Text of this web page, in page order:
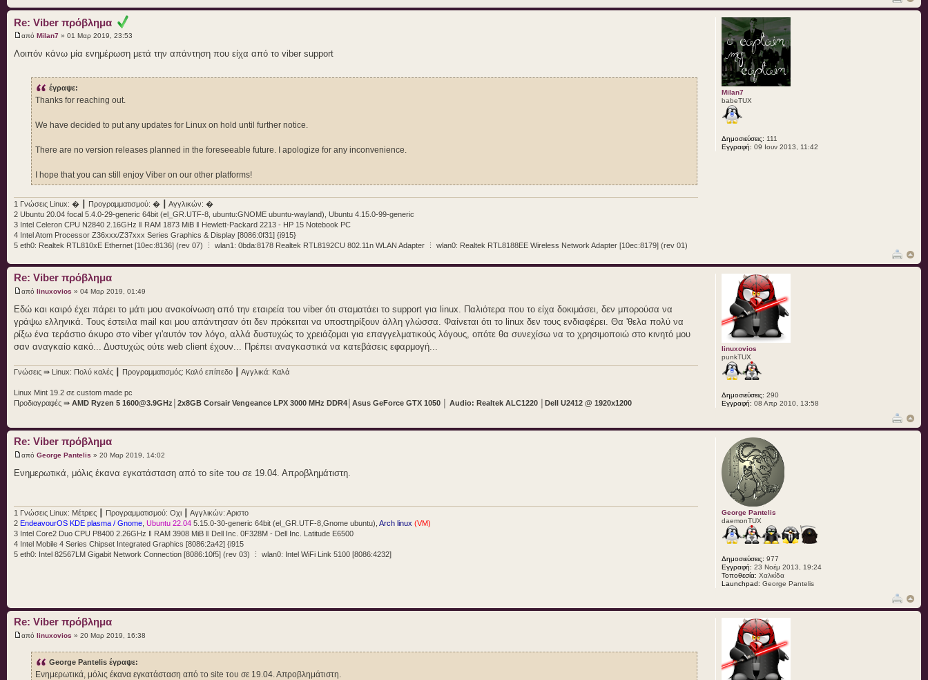
Re: Viber πρόβλημα
από Milan7 » 01 Μαρ 2019, 23:53
Λοιπόν κάνω μία ενημέρωση μετά την απάντηση που είχα από το viber support
έγραψε:
Thanks for reaching out.
We have decided to put any updates for Linux on hold until further notice.
There are no version releases planned in the foreseeable future. I apologize for any inconvenience.
I hope that you can still enjoy Viber on our other platforms!
1 Γνώσεις Linux: � ┃ Προγραμματισμού: � ┃ Αγγλικών: �
2 Ubuntu 20.04 focal 5.4.0-29-generic 64bit (el_GR.UTF-8, ubuntu:GNOME ubuntu-wayland), Ubuntu 4.15.0-99-generic
3 Intel Celeron CPU N2840 2.16GHz ‖ RAM 1873 MiB ‖ Hewlett-Packard 2213 - HP 15 Notebook PC
4 Intel Atom Processor Z36xxx/Z37xxx Series Graphics & Display [8086:0f31] {i915}
5 eth0: Realtek RTL810xE Ethernet [10ec:8136] (rev 07) ⋮ wlan1: 0bda:8178 Realtek RTL8192CU 802.11n WLAN Adapter ⋮ wlan0: Realtek RTL8188EE Wireless Network Adapter [10ec:8179] (rev 01)
Milan7
babeTUX
Δημοσιεύσεις: 111
Εγγραφή: 09 Ιουν 2013, 11:42
Re: Viber πρόβλημα
από linuxovios » 04 Μαρ 2019, 01:49
Εδώ και καιρό έχει πάρει το μάτι μου ανακοίνωση από την εταιρεία του viber ότι σταματάει το support για linux. Παλιότερα που το είχα δοκιμάσει, δεν μπορούσα να
γράψω ελληνικά. Τους έστειλα mail και μου απάντησαν ότι δεν πρόκειται να υποστηρίξουν άλλη γλώσσα. Φαίνεται ότι το linux δεν τους ενδιαφέρει. Θα 'θελα πολύ να
ρίξω ένα τεράστιο άκυρο στο viber γι'αυτόν τον λόγο, αλλά δυστυχώς το χρειάζομαι για επαγγελματικούς λόγους, οπότε θα συνεχίσω να το χρησιμοποιώ στο κινητό μου
σαν αναγκαίο κακό... Δυστυχώς ούτε web client έχουν... Πρέπει αναγκαστικά να κατεβάσεις εφαρμογή...
Γνώσεις ⇛ Linux: Πολύ καλές ┃ Προγραμματισμός: Καλό επίπεδο ┃ Αγγλικά: Καλά
Linux Mint 19.2 σε custom made pc
Προδιαγραφές ⇛ AMD Ryzen 5 1600@3.9GHz 2x8GB Corsair Vengeance LPX 3000 MHz DDR4 Asus GeForce GTX 1050 Audio: Realtek ALC1220 Dell U2412 @ 1920x1200
linuxovios
punkTUX
Δημοσιεύσεις: 290
Εγγραφή: 08 Απρ 2010, 13:58
Re: Viber πρόβλημα
από George Pantelis » 20 Μαρ 2019, 14:02
Ενημερωτικά, μόλις έκανα εγκατάσταση από το site του σε 19.04. Απροβλημάτιστη.
1 Γνώσεις Linux: Μέτριες ┃ Προγραμματισμού: Οχι ┃ Αγγλικών: Αριστο
2 EndeavourOS KDE plasma / Gnome Ubuntu 22.04 5.15.0-30-generic 64bit (el_GR.UTF-8,Gnome ubuntu), Arch linux (VM)
3 Intel Core2 Duo CPU P8400 2.26GHz ‖ RAM 3908 MiB ‖ Dell Inc. 0F328M - Dell Inc. Latitude E6500
4 Intel Mobile 4 Series Chipset Integrated Graphics [8086:2a42] {i915
5 eth0: Intel 82567LM Gigabit Network Connection [8086:10f5] (rev 03) ⋮ wlan0: Intel WiFi Link 5100 [8086:4232]
George Pantelis
daemonTUX
Δημοσιεύσεις: 977
Εγγραφή: 23 Νοέμ 2013, 19:24
Τοποθεσία: Xαλκίδα
Launchpad: George Pantelis
Re: Viber πρόβλημα
από linuxovios » 20 Μαρ 2019, 16:38
George Pantelis έγραψε:
Ενημερωτικά, μόλις έκανα εγκατάσταση από το site του σε 19.04. Απροβλημάτιστη.